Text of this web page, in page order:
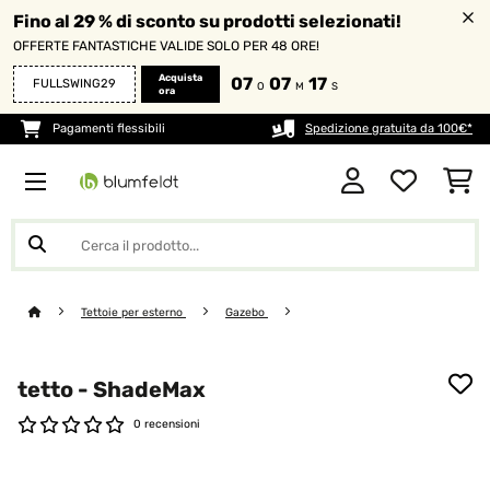
Fino al 29 % di sconto su prodotti selezionati!
OFFERTE FANTASTICHE VALIDE SOLO PER 48 ORE!
FULLSWING29
Acquista
ora
07 O 07 M 17 S
Pagamenti flessibili Spedizione gratuita da 100€*
Tettoie per esterno Gazebo
tetto - ShadeMax
0 recensioni